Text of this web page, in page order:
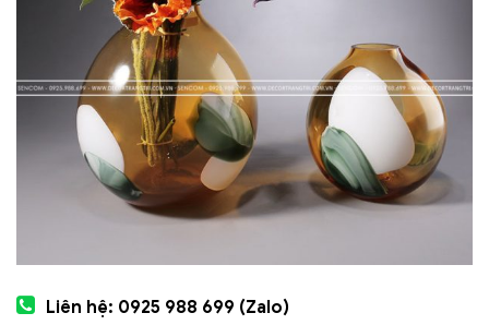
Liên hệ: 0925 988 699 (Zalo)